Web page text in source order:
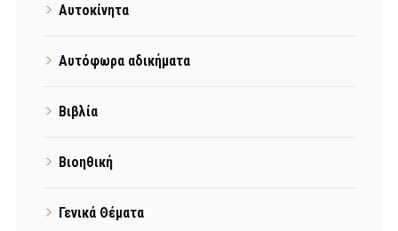
Αυτοκίνητα
Αυτόφωρα αδικήματα
Βιβλία
Βιοηθική
Γενικά Θέματα